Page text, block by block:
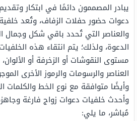
يبادر المصممون دائمًا في ابتكار
دعوات حضور حفلات الزفاف، وتُعد
والعناصر التي تُحدد باقي شكل وجمال
الدعوة، ولذلك؛ يتم انتقاء هذه
مستوى النقوشات أو الزخرفة أو
العناصر والرسومات والرموز الأخرى
وأيضًا متوافقة مع نوع الخط والكلمات
وأحدث خلفيات دعوات زواج فارغة
مُباشر، ما يلي: